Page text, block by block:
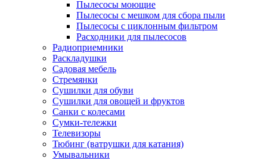
Пылесосы моющие
Пылесосы с мешком для сбора пыли
Пылесосы с циклонным фильтром
Расходники для пылесосов
Радиоприемники
Раскладушки
Садовая мебель
Стремянки
Сушилки для обуви
Сушилки для овощей и фруктов
Санки с колесами
Сумки-тележки
Телевизоры
Тюбинг (ватрушки для катания)
Умывальники